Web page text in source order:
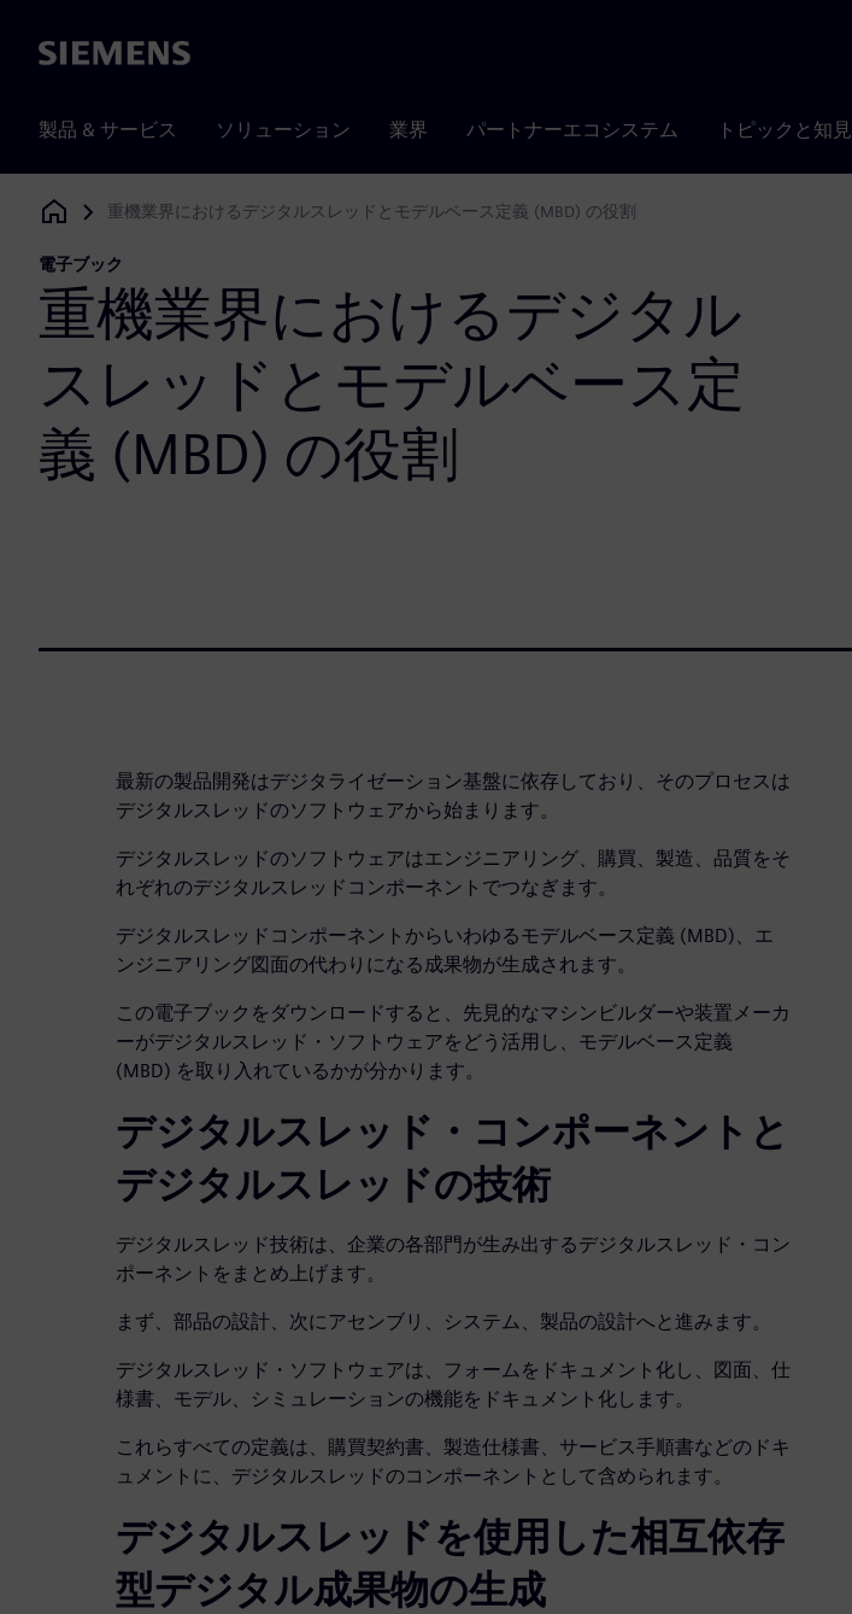
Siemens
製品 & サービス ソリューション 業界 パートナーエコシステム トピックと知見
Siemens Digital Industries Software
重機業界におけるデジタルスレッドとモデルベース定義 (MBD) の役割
電子ブック
重機業界におけるデジタル
スレッドとモデルベース定
義 (MBD) の役割
最新の製品開発はデジタライゼーション基盤に依存しており、そのプロセスは
デジタルスレッドのソフトウェアから始まります。
デジタルスレッドのソフトウェアはエンジニアリング、購買、製造、品質をそ
れぞれのデジタルスレッドコンポーネントでつなぎます。
デジタルスレッドコンポーネントからいわゆるモデルベース定義 (MBD)、エ
ンジニアリング図面の代わりになる成果物が生成されます。
この電子ブックをダウンロードすると、先見的なマシンビルダーや装置メーカ
ーがデジタルスレッド・ソフトウェアをどう活用し、モデルベース定義
(MBD) を取り入れているかが分かります。
デジタルスレッド・コンポーネントと
デジタルスレッドの技術
デジタルスレッド技術は、企業の各部門が生み出するデジタルスレッド・コン
ポーネントをまとめ上げます。
まず、部品の設計、次にアセンブリ、システム、製品の設計へと進みます。
デジタルスレッド・ソフトウェアは、フォームをドキュメント化し、図面、仕
様書、モデル、シミュレーションの機能をドキュメント化します。
これらすべての定義は、購買契約書、製造仕様書、サービス手順書などのドキ
ュメントに、デジタルスレッドのコンポーネントとして含められます。
デジタルスレッドを使用した相互依存
型デジタル成果物の生成